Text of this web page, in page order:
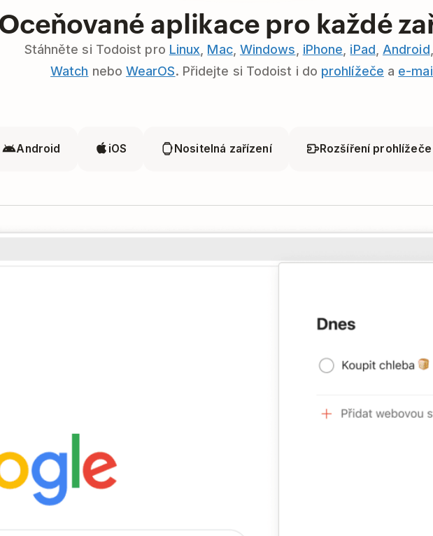
aplikace pro každé
Stáhněte si Todoist pro Linux, Mac, Windows, iPhone, iPad,Android,
Watch neboWearOS. Přidejte si Todoist i do prohlížeče a e-
Android iOS Nositelná zařízení Rozšíření prohlížeče